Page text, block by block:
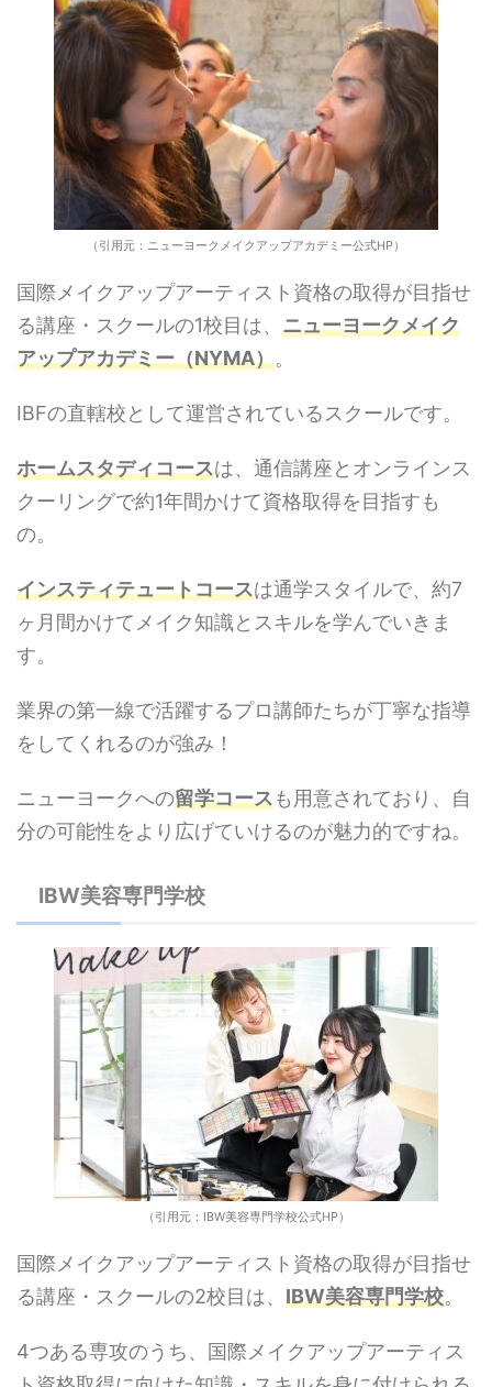
（引用元：ニューヨークメイクアップアカデミー公式HP）
国際メイクアップアーティスト資格の取得が目指せ
る講座・スクールの1校目は、 ニューヨークメイク
アップアカデミー（NYMA）。
IBFの直轄校として運営されているスクールです。
ホームスタディコースは、通信講座とオンラインス
クーリングで約1年間かけて資格取得を目指すも
の。
インスティテュートコースは通学スタイルで、約7
ヶ月間かけてメイク知識とスキルを学んでいきま
す。
業界の第一線で活躍するプロ講師たちが丁寧な指導
をしてくれるのが強み！
ニューヨークへの留学コースも用意されており、自
分の可能性をより広げていけるのが魅力的ですね。
IBW美容専門学校
（引用元：IBW美容専門学校公式HP）
国際メイクアップアーティスト資格の取得が目指せ
る講座・スクールの2校目は、 IBW美容専門学校。
4つある専攻のうち、国際メイクアップアーティス